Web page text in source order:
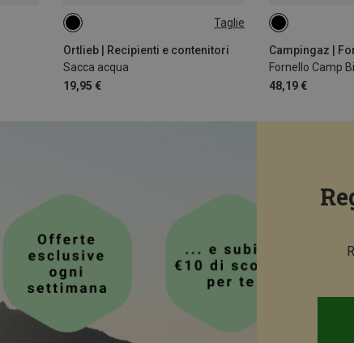
Taglie
Ortlieb | Recipienti e contenitori
Sacca acqua
19,95 €
2L
Fornello Camp
48,19 €
ONE SIZE